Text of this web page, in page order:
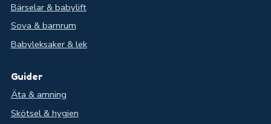
Bärselar & babylift
Sova & barnrum
Babyleksaker & lek
Guider
Äta & amning
Skötsel & hygien